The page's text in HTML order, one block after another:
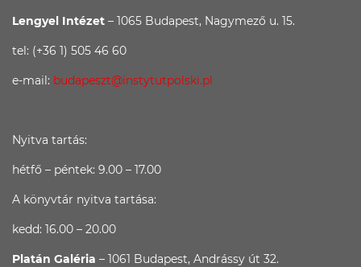
Lengyel Intézet – 1065 Budapest, Nagymező u. 15.
tel: (+36 1) 505 46 60
e-mail: budapeszt@instytutpolski.pl
Nyitva tartás:
hétfő – péntek: 9.00 – 17.00
A könyvtár nyitva tartása:
kedd: 16.00 – 20.00
Platán Galéria – 1061 Budapest, Andrássy út 32.